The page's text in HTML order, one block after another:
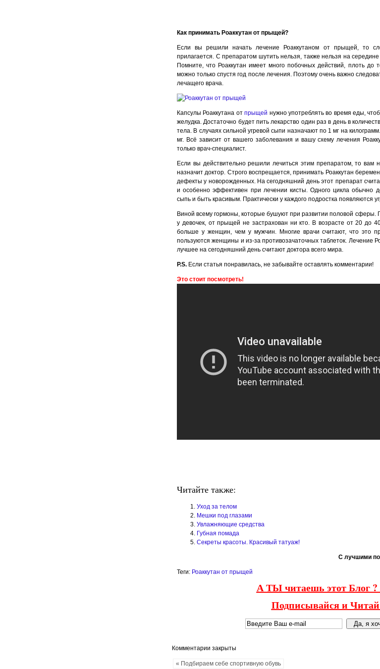
Как принимать Роаккутан от прыщей?
Если вы решили начать лечение Роаккутаном от прыщей, то
прилагается. С препаратом шутить нельзя, также нельзя на
Помните, что Роаккутан имеет много побочных действий, плоть до
можно только спустя год после лечения. Поэтому очень важно
лечащего врача.
Капсулы Роаккутана отпрыщей нужно употреблять во время еды,
желудка. Достаточно будет пить лекарство один раз в день в
тела. В случаях сильной угревой сыпи назначают по 1 мг на
мг. Всё зависит от вашего заболевания и вашу схему лечения
только врач-специалист.
Если вы действительно решили лечиться этим препаратом, то вам
назначит доктор. Строго воспрещается, принимать Роаккутан
дефекты у новорожденных. На сегодняшний день этот препарат
и особенно эффективен при лечении кисты. Одного цикла обычно
сыпь и быть красивым. Практически у каждого подростка появляются
Виной всему гормоны, которые бушуют при развитии половой сферы.
у девочек, от прыщей не застрахован ни кто. В возрасте от 20 до
больше у женщин, чем у мужчин. Многие врачи считают, что это
пользуются женщины и из-за противозачаточных таблеток. Лечение
лучшее на сегодняшний день считают доктора всего мира.
P.S. Если статья понравилась, не забывайте оставлять комментарии!
Это стоит посмотреть!
Читайте также:
Уход за телом
Мешки под глазами
Увлажняющие средства
Губная помада
Секреты красоты. Красивый татуаж!
C лучшими
Теги: Роаккутан от прыщей
А ТЫ читаешь этот Блог ?
Подписывайся и
Комментарии закрыты
« Подбираем себе спортивную обувь